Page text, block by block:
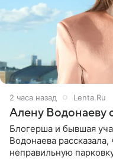
2 часа назад Lenta.Ru
Алену
Блогерша и бывшая
Водонаева
неправильную